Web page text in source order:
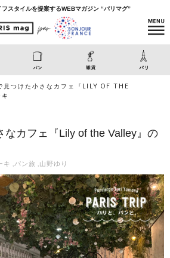
スタイルを提案するWEBマガジン “パリマグ”
見つけた小さなカフェ『LILY OF THE
なカフェ『Lily of the Valley』の
キ パン旅 山野ゆり